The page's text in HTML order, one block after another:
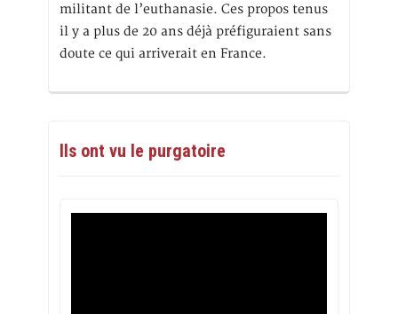
militant de l’euthanasie. Ces propos tenus
il y a plus de 20 ans déjà préfiguraient sans
doute ce qui arriverait en France.
Ils ont vu le purgatoire